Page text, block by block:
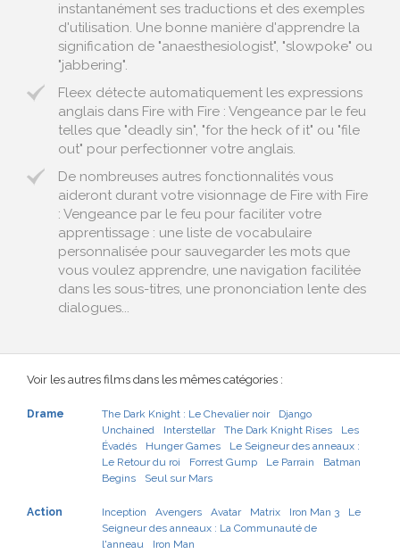
instantanément ses traductions et des exemples
d'utilisation. Une bonne manière d'apprendre la
signification de "anaesthesiologist", "slowpoke" ou
"jabbering".
Fleex détecte automatiquement les expressions
anglais dans Fire with Fire : Vengeance par le feu
telles que "deadly sin", "for the heck of it" ou "file
out" pour perfectionner votre anglais.
De nombreuses autres fonctionnalités vous
aideront durant votre visionnage de Fire with Fire
: Vengeance par le feu pour faciliter votre
apprentissage : une liste de vocabulaire
personnalisée pour sauvegarder les mots que
vous voulez apprendre, une navigation facilitée
dans les sous-titres, une prononciation lente des
dialogues...
Voir les autres films dans les mêmes catégories :
Drame The Dark Knight : Le Chevalier noir
Django
Unchained
Interstellar The Dark Knight Rises
Les
Évadés
Hunger Games
Le Seigneur des anneaux :
Le Retour du roi
Forrest Gump Le Parrain
Batman
Begins
Seul sur Mars
Action Inception Avengers Avatar Matrix Iron Man 3
Le
Seigneur des anneaux : La Communauté de
l'anneau
Iron Man